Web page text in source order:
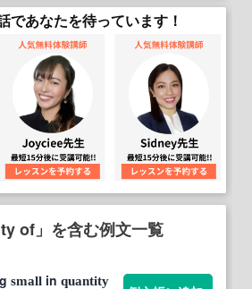
であなたを待っています！
of」を含む例文一覧
small in quantity